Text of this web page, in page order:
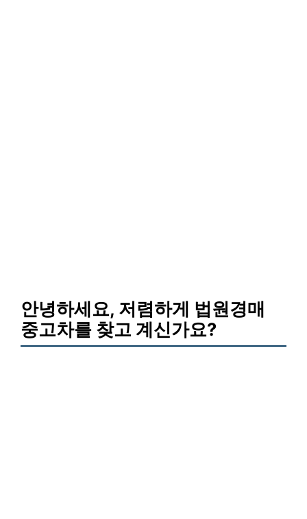
안녕하세요, 저렴하게 법원경매
중고차를 찾고 계신가요?